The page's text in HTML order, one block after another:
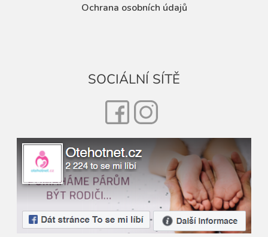
Ochrana osobních údajů
SOCIÁLNÍ SÍTĚ
FacebookInstagram